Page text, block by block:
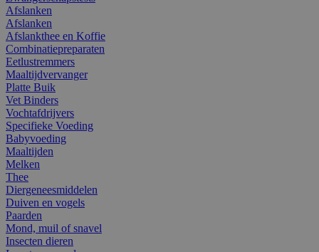
Afslanken
Afslanken
Afslankthee en Koffie
Combinatiepreparaten
Eetlustremmers
Maaltijdvervanger
Platte Buik
Vet Binders
Vochtafdrijvers
Specifieke Voeding
Babyvoeding
Maaltijden
Melken
Thee
Diergeneesmiddelen
Duiven en vogels
Paarden
Mond, muil of snavel
Insecten dieren